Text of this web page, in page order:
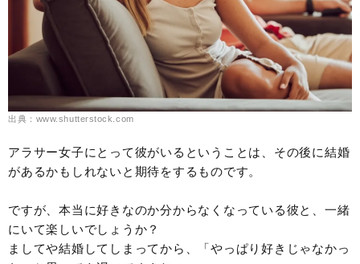
出典：www.shutterstock.com
アラサー女子にとって彼がいるということは、その後に結婚
があるかもしれないと期待をするものです。
ですが、本当に好きなのか分からなくなっている彼と、一緒
にいて楽しいでしょうか？
ましてや結婚してしまってから、「やっぱり好きじゃなかっ